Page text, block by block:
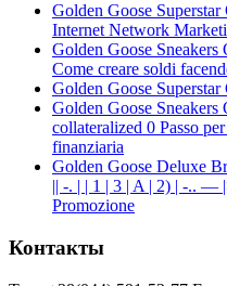
Golden Goose
Internet Network
Golden Goose
Come creare soldi
Golden Goose
Golden Goose
collateralized 0 Passo
finanziaria
Golden Goose Deluxe
|| -. | | 1 | 3 | A | 2) | -.. —
Promozione
Контакты